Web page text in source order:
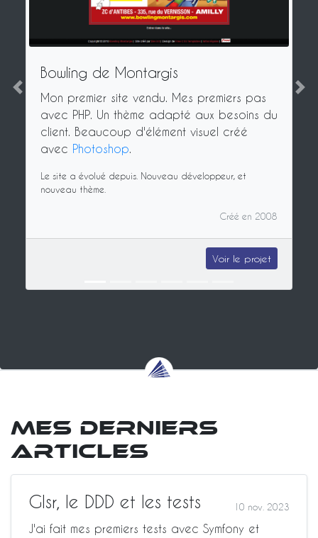
Bowling de Montargis
Mon premier site vendu. Mes premiers pas
avec PHP. Un thème adapté aux besoins du
client. Beaucoup d'élément visuel créé
avec Photoshop.
Le site a évolué depuis. Nouveau développeur, et
nouveau thème.
Créé en 2008
Voir le projet
Précédent
Mes derniers
articles
Glsr, le DDD et les tests 10 nov. 2023
J'ai fait mes premiers tests avec Symfony et